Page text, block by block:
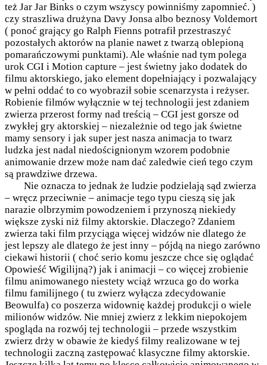
też Jar Jar Binks o czym wszyscy powinniśmy zapomnieć. )
czy straszliwa drużyna Davy Jonsa albo beznosy Voldemort
( ponoć grający go Ralph Fienns potrafił przestraszyć
pozostałych aktorów na planie nawet z twarzą oblepioną
pomarańczowymi punktami). Ale właśnie nad tym polega
urok CGI i Motion capture – jest świetny jako dodatek do
filmu aktorskiego, jako element dopełniający i pozwalający
w pełni oddać to co wyobraził sobie scenarzysta i reżyser.
Robienie filmów wyłącznie w tej technologii jest zdaniem
zwierza przerost formy nad treścią – CGI jest gorsze od
zwykłej gry aktorskiej – niezależnie od tego jak świetne
mamy sensory i jak super jest nasza animacja to twarz
ludzka jest nadal niedoścignionym wzorem podobnie
animowanie drzew może nam dać zaledwie cień tego czym
są prawdziwe drzewa.
Nie oznacza to jednak że ludzie podzielają sąd zwierza
– wręcz przeciwnie – animacje tego typu cieszą się jak
narazie olbrzymim powodzeniem i przynoszą niekiedy
większe zyski niż filmy aktorskie. Dlaczego? Zdaniem
zwierza taki film przyciąga więcej widzów nie dlatego że
jest lepszy ale dlatego że jest inny – pójdą na niego zarówno
ciekawi historii ( choć serio komu jeszcze chce się oglądać
Opowieść Wigilijną?) jak i animacji – co więcej zrobienie
filmu animowanego niestety wciąż wrzuca go do worka
filmu familijnego ( tu zwierz wyłącza zdecydowanie
Beowulfa) co poszerza widownię każdej produkcji o wiele
milionów widzów. Nie mniej zwierz z lekkim niepokojem
spogląda na rozwój tej technologii – przede wszystkim
zwierz drży w obawie że kiedyś filmy realizowane w tej
technologii zaczną zastępować klasyczne filmy aktorskie.